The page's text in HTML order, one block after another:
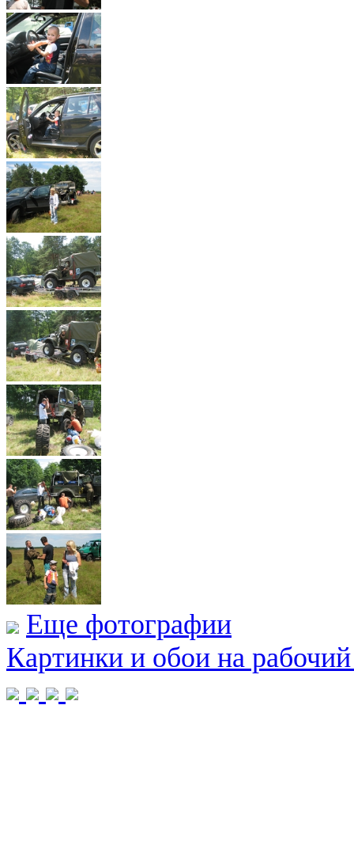
Еще фотографии
Картинки и обои на